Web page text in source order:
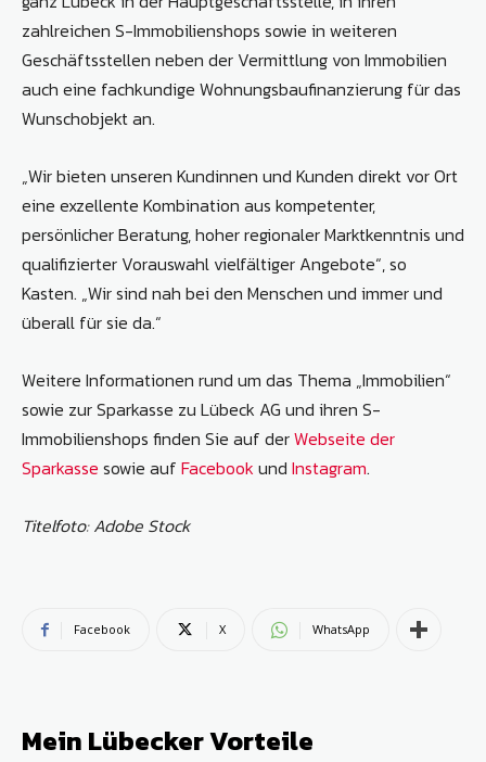
zahlreichen S-Immobilienshops sowie in weiteren
Geschäftsstellen neben der Vermittlung von Immobilien
auch eine fachkundige Wohnungsbaufinanzierung für das
Wunschobjekt an.
„Wir bieten unseren Kundinnen und Kunden direkt vor Ort
eine exzellente Kombination aus kompetenter,
persönlicher Beratung, hoher regionaler Marktkenntnis und
qualifizierter Vorauswahl vielfältiger Angebote“, so
Kasten. „Wir sind nah bei den Menschen und immer und
überall für sie da.“
Weitere Informationen rund um das Thema „Immobilien“
sowie zur Sparkasse zu Lübeck AG und ihren S-
Immobilienshops finden Sie auf derWebseite der
Sparkasse sowie auf Facebook und Instagram.
Titelfoto: Adobe Stock
Facebook X WhatsApp
Mein Lübecker Vorteile